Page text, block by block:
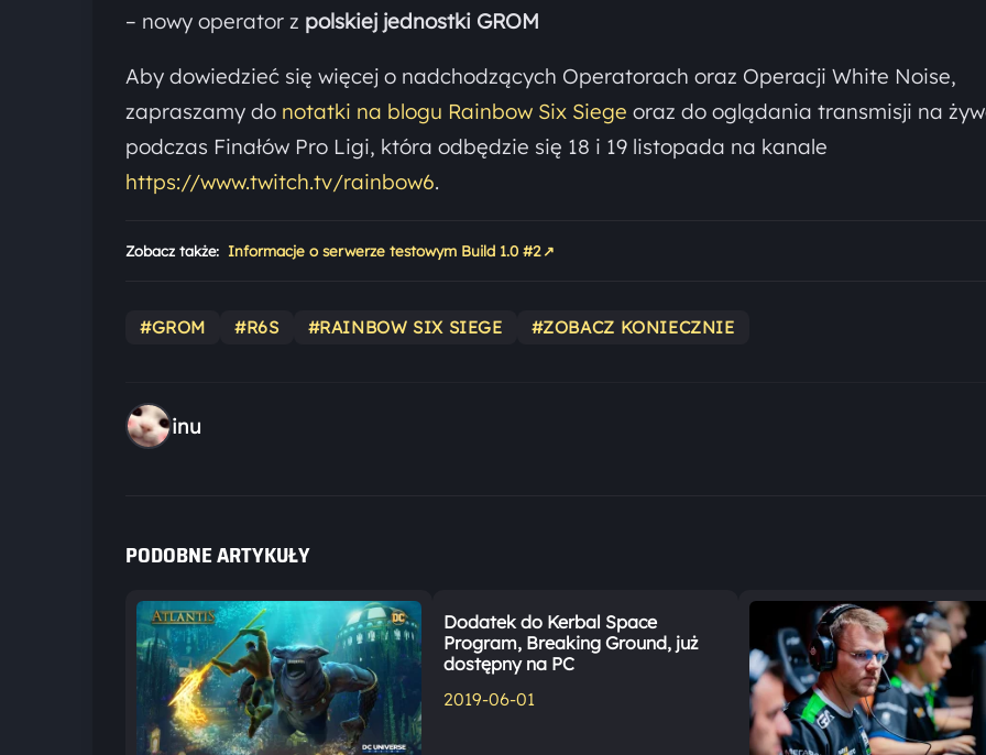
– nowy operator z polskiej jednostki GROM
Aby dowiedzieć się więcej o nadchodzących Operatorach oraz Operacji White Noise,
zapraszamy do notatki na blogu Rainbow Six Siege oraz do oglądania transmisji na
podczas Finałów Pro Ligi, która odbędzie się 18 i 19 listopada na kanale
https://www.twitch.tv/rainbow6.
Zobacz także: Informacje o serwerze testowym Build 1.0 #2 ↗
#GROM #R6S #RAINBOW SIX SIEGE #ZOBACZ KONIECZNIE
inu
PODOBNE ARTYKUŁY
Dodatek do Kerbal Space
Program, Breaking Ground, już
dostępny na PC
2019-06-01